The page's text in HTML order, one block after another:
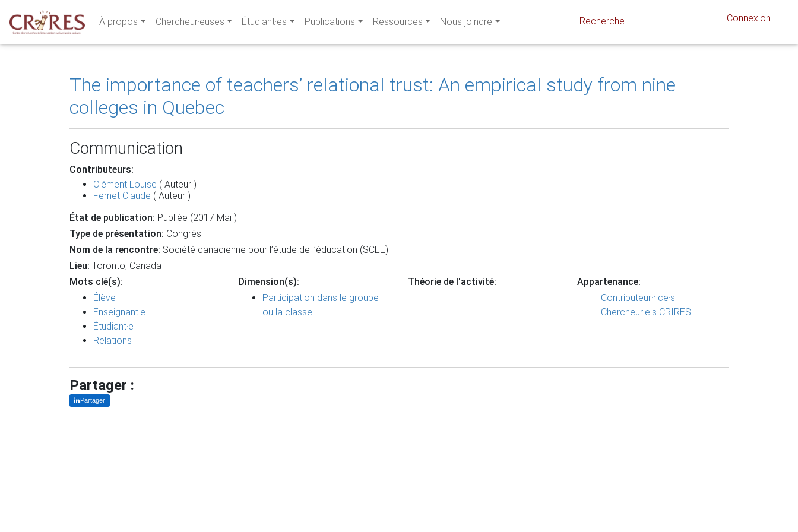
À propos Chercheur·euses Étudiant·es Publications Ressources Nous joindre Connexion
The importance of teachers’ relational trust: An empirical study from nine
colleges in Quebec
Communication
Contributeurs:
Clément Louise ( Auteur )
Fernet Claude ( Auteur )
État de publication: Publiée (2017 Mai )
Type de présentation: Congrès
Nom de la rencontre: Société canadienne pour l’étude de l’éducation (SCEE)
Lieu: Toronto, Canada
Mots clé(s):
Élève
Enseignant·e
Étudiant·e
Relations
Dimension(s):
Participation dans le groupe
ou la classe
Théorie de l'activité:
Appartenance:
Contributeur·rice·s
Chercheur·e·s CRIRES
Partager :
Partager